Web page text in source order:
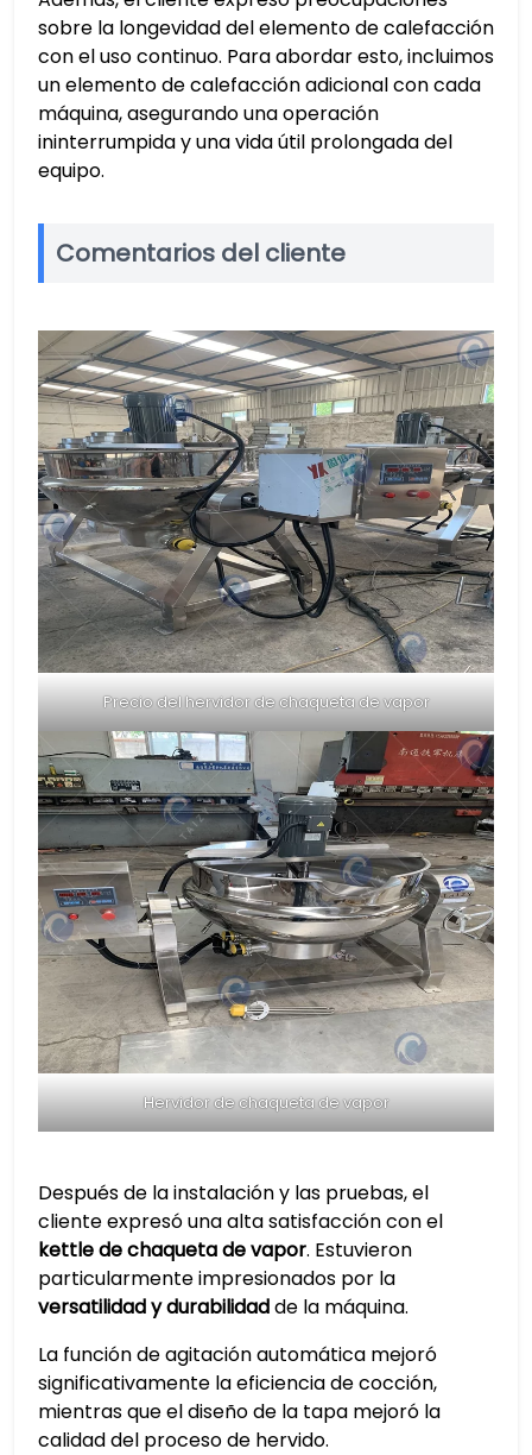
sobre la longevidad del elemento de calefacción
con el uso continuo. Para abordar esto, incluimos
un elemento de calefacción adicional con cada
máquina, asegurando una operación
ininterrumpida y una vida útil prolongada del
equipo.
Comentarios del cliente
Precio del hervidor de chaqueta de vapor
Hervidor de chaqueta de vapor
Después de la instalación y las pruebas, el
cliente expresó una alta satisfacción con el
kettle de chaqueta de vapor. Estuvieron
particularmente impresionados por la
versatilidad y durabilidadde la máquina.
La función de agitación automática mejoró
significativamente la eficiencia de cocción,
mientras que el diseño de la tapa mejoró la
calidad del proceso de hervido.